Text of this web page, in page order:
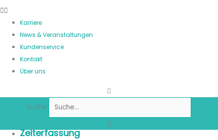
Karriere
News & Veranstaltungen
Kundenservice
Kontakt
Über uns
Suche
Zeiterfassung